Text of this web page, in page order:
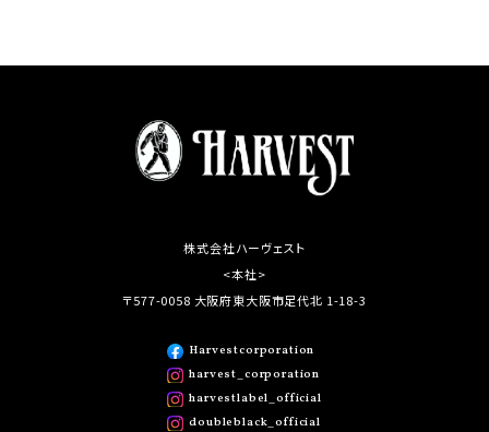
株式会社ハーヴェスト
<本社>
〒577-0058 大阪府東大阪市足代北 1-18-3
Harvestcorporation
harvest_corporation
harvestlabel_official
doubleblack_official